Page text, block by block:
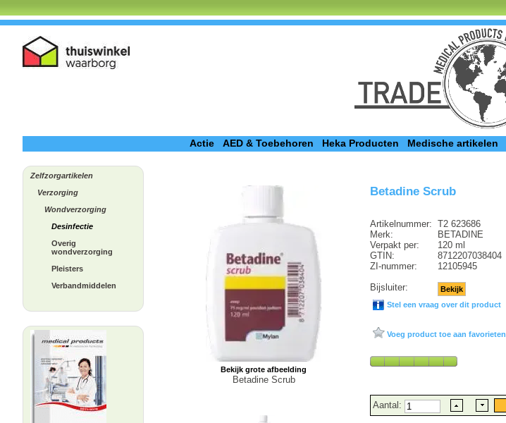
Actie AED & Toebehoren Heka Producten Medische artikelen
Zelfzorgartikelen
Verzorging
Wondverzorging
Desinfectie
Overig
wondverzorging
Pleisters
Verbandmiddelen
Bekijk grote afbeelding
Betadine Scrub
Betadine Scrub
Artikelnummer:
Merk:
Verpakt per:
GTIN:
ZI-nummer:
Bijsluiter:
T2 623686
BETADINE
120 ml
8712207038404
12105945
Bekijk
Stel een vraag over dit product
Voeg product toe aan favorieten
Aantal: